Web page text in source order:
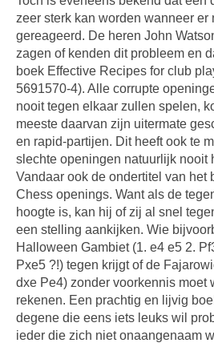
zeer sterk kan worden wanneer er
gereageerd. De heren John
zagen of kenden dit probleem en
boek Effective Recipes for club
5691570-4). Alle corrupte
nooit tegen elkaar zullen spelen,
meeste daarvan zijn uitermate
en rapid-partijen. Dit heeft ook te
slechte openingen natuurlijk nooit
Vandaar ook de ondertitel van het
Chess openings. Want als de
hoogte is, kan hij of zij al snel
een stelling aankijken. Wie
Halloween Gambiet (1. e4 e5 2.
Pxe5 ?!) tegen krijgt of de
dxe Pe4) zonder voorkennis moet
rekenen. Een prachtig en lijvig
degene die eens iets leuks wil
ieder die zich niet onaangenaam